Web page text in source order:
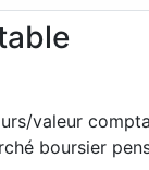
valeur
boursier